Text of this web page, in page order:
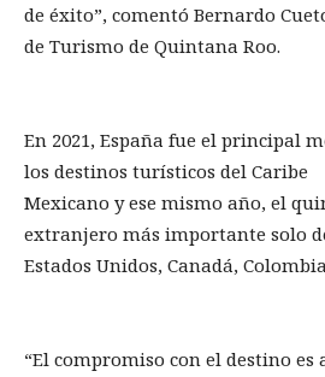
de éxito”, comentó Bernardo
de Turismo de Quintana Roo.
En 2021, España fue el principal
los destinos turísticos del Caribe
Mexicano y ese mismo año, el
extranjero más importante solo
Estados Unidos, Canadá,
“El compromiso con el destino es